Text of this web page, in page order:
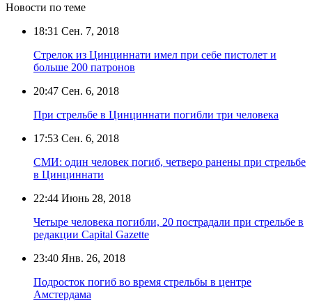
Новости по теме
18:31 Сен. 7, 2018
Стрелок из Цинциннати имел при себе пистолет и
больше 200 патронов
20:47 Сен. 6, 2018
При стрельбе в Цинциннати погибли три человека
17:53 Сен. 6, 2018
СМИ: один человек погиб, четверо ранены при стрельбе
в Цинциннати
22:44 Июнь 28, 2018
Четыре человека погибли, 20 пострадали при стрельбе в
редакции Capital Gazette
23:40 Янв. 26, 2018
Подросток погиб во время стрельбы в центре
Амстердама